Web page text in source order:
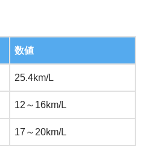
数値
25.4km/L
12～16km/L
17～20km/L